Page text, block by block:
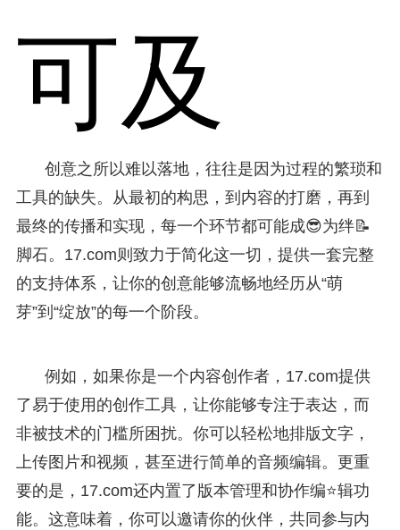
可及
创意之所以难以落地，往往是因为过程的繁琐和
工具的缺失。从最初的构思，到内容的打磨，再到
最终的传播和实现，每一个环节都可能成😎为绊📝
脚石。17.com则致力于简化这一切，提供一套完整
的支持体系，让你的创意能够流畅地经历从“萌
芽”到“绽放”的每一个阶段。
例如，如果你是一个内容创作者，17.com提供
了易于使用的创作工具，让你能够专注于表达，而
非被技术的门槛所困扰。你可以轻松地排版文字，
上传图片和视频，甚至进行简单的音频编辑。更重
要的是，17.com还内置了版本管理和协作编⭐辑功
能。这意味着，你可以邀请你的伙伴，共同参与内